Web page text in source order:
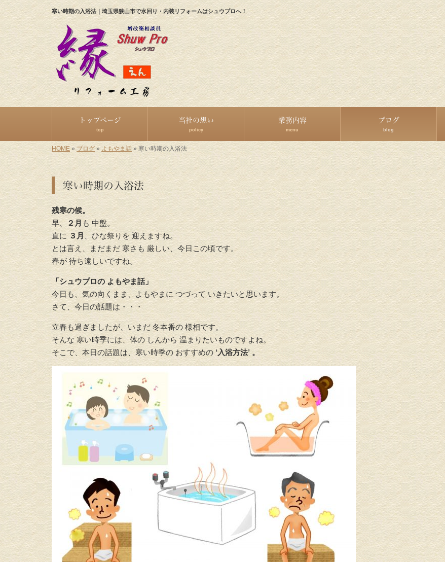
寒い時期の入浴法｜埼玉県狭山市で水回り・内装リフォームはシュウプロへ！
トップページ
top
当社の想い
policy
業務内容
menu
ブログ
blog
HOME» ブログ » よもやま話 » 寒い時期の入浴法
寒い時期の入浴法
残寒の候。
早、
２月 も 中盤。
直に ３月 、ひな祭りを 迎えますね。
とは言え、まだまだ 寒さも 厳しい、今日この頃です。
春が 待ち遠しいですね。
「シュウプロの よもやま話」
今日も、気の向くまま、よもやまに つづって いきたいと思います。
さて、今日の話題は・・・
立春も過ぎましたが、いまだ 冬本番の 様相です。
そんな 寒い時季には、体の しんから 温まりたいものですよね。
そこで、本日の話題は、寒い時季の おすすめの ‘入浴方法’ 。